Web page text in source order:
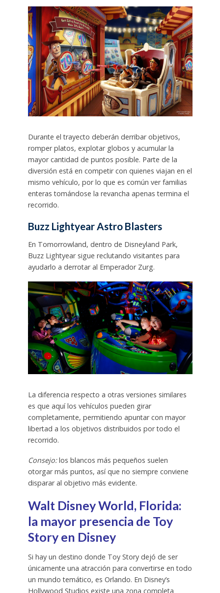
Durante el trayecto deberán derribar objetivos,
romper platos, explotar globos y acumular la
mayor cantidad de puntos posible. Parte de la
diversión está en competir con quienes viajan en el
mismo vehículo, por lo que es común ver familias
enteras tomándose la revancha apenas termina el
recorrido.
Buzz Lightyear Astro Blasters
En Tomorrowland, dentro de Disneyland Park,
Buzz Lightyear sigue reclutando visitantes para
ayudarlo a derrotar al Emperador Zurg.
La diferencia respecto a otras versiones similares
es que aquí los vehículos pueden girar
completamente, permitiendo apuntar con mayor
libertad a los objetivos distribuidos por todo el
recorrido.
Consejo:los blancos más pequeños suelen
otorgar más puntos, así que no siempre conviene
disparar al objetivo más evidente.
Walt Disney World, Florida:
la mayor presencia de Toy
Story en Disney
Si hay un destino donde Toy Story dejó de ser
únicamente una atracción para convertirse en todo
un mundo temático, es Orlando. En Disney’s
Hollywood Studios existe una zona completa